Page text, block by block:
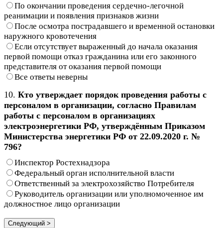
По окончании проведения сердечно-легочной
реанимации и появления признаков жизни
После осмотра пострадавшего и временной остановки
наружного кровотечения
Если отсутствует выраженный до начала оказания
первой помощи отказ гражданина или его законного
представителя от оказания первой помощи
Все ответы неверны
10. Кто утверждает порядок проведения работы с
персоналом в организации, согласно Правилам
работы с персоналом в организациях
электроэнергетики РФ, утверждённым Приказом
Министерства энергетики РФ от 22.09.2020 г. №
796?
Инспектор Ростехнадзора
Федеральный орган исполнительной власти
Ответственный за электрохозяйство Потребителя
Руководитель организации или уполномоченное им
должностное лицо организации